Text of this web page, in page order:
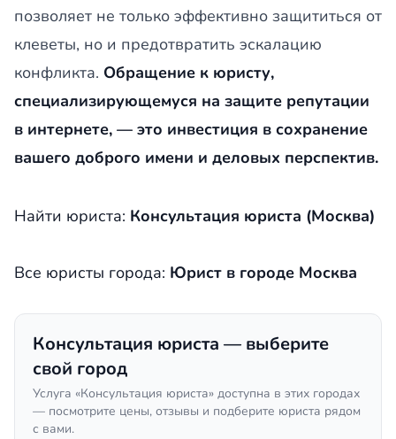
позволяет не только эффективно защититься от
клеветы, но и предотвратить эскалацию
конфликта. Обращение к юристу,
специализирующемуся на защите репутации
в интернете, — это инвестиция в сохранение
вашего доброго имени и деловых перспектив.
Найти юриста: Консультация юриста (Москва)
Все юристы города: Юрист в городе Москва
Консультация юриста — выберите
свой город
Услуга «Консультация юриста» доступна в этих городах
— посмотрите цены, отзывы и подберите юриста рядом
с вами.